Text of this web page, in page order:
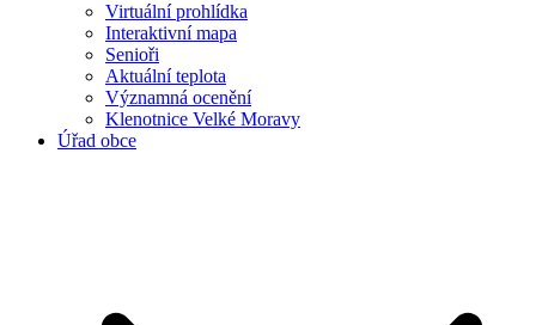
Virtuální prohlídka
Interaktivní mapa
Senioři
Aktuální teplota
Významná ocenění
Klenotnice Velké Moravy
Úřad obce